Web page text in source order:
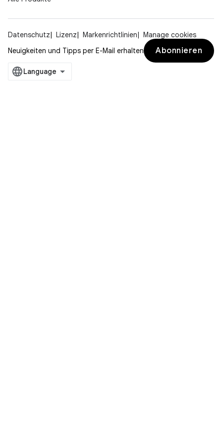
Datenschutz Lizenz Markenrichtlinien
Manage cookies
Neuigkeiten und Tipps per E-Mail erhalten
Abonnieren